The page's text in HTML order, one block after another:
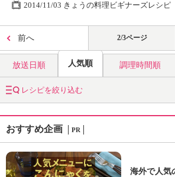
2014/11/03 きょうの料理ビギナーズレシピ
前へ 2/3ページ
放送日順 人気順 調理時間順
レシピを絞り込む
おすすめ企画 PR
海外で人気